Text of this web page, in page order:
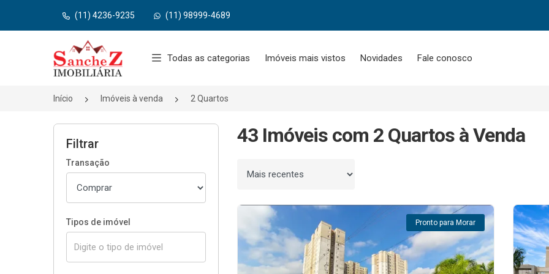
(11) 4236-9235 (11) 98999-4689
Página inicial
Todas as categorias Imóveis mais vistos Novidades Fale conosco
Início Imóveis à venda 2 Quartos
Filtrar
Transação
Tipos de imóvel
43 Imóveis com 2 Quartos à Venda
Ordenar por
Pronto para Morar